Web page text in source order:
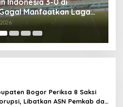
Indonesia 3-0 di
Manfaatkan Laga
Bogor Periksa 8 Saksi
Libatkan ASN Pemkab dan